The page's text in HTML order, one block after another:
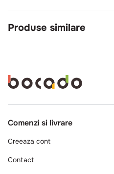
Produse similare
Comenzi si livrare
Creeaza cont
Contact